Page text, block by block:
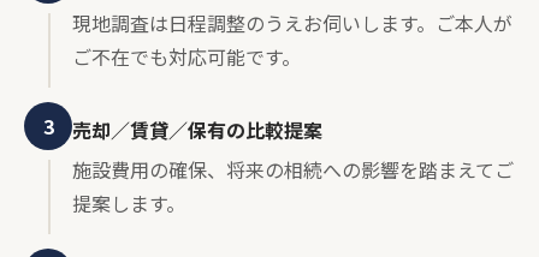
現地調査は日程調整のうえお伺いします。ご本人が
ご不在でも対応可能です。
3
売却／賃貸／保有の比較提案
施設費用の確保、将来の相続への影響を踏まえてご
提案します。